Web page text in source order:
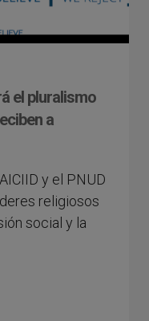
el pluralismo
a
y el PNUD
religiosos
social y la